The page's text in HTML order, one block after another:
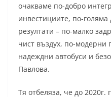
очакваме по-добро
инвестициите, по-голяма
резултати – по-малко
чист въздух, по-модерни
надеждни автобуси и
Павлова.
Тя отбеляза, че до